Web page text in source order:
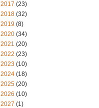
2017 (23)
2018 (32)
2019 (8)
2020 (34)
2021 (20)
2022 (23)
2023 (10)
2024 (18)
2025 (20)
2026 (10)
2027 (1)